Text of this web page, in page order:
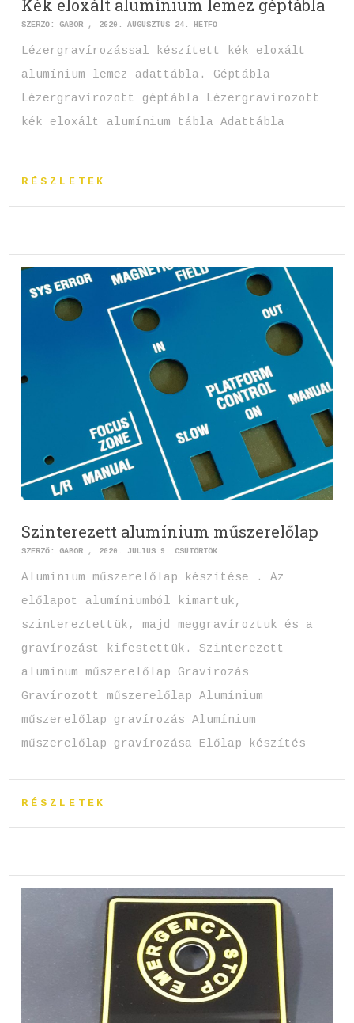
Kék eloxált alumínium lemez géptábla
SZERZŐ:GABOR 2020. AUGUSZTUS 24. HÉTFŐ
Lézergravírozással készített kék eloxált
alumínium lemez adattábla. Géptábla
Lézergravírozott géptábla Lézergravírozott
kék eloxált alumínium tábla Adattábla
RÉSZLETEK
Szinterezett alumínium műszerelőlap
SZERZŐ:GABOR 2020. JÚLIUS 9. CSÜTÖRTÖK
Alumínium műszerelőlap készítése . Az
előlapot alumíniumból kimartuk,
szintereztettük, majd meggravíroztuk és a
gravírozást kifestettük. Szinterezett
alumínum műszerelőlap Gravírozás
Gravírozott műszerelőlap Alumínium
műszerelőlap gravírozás Alumínium
műszerelőlap gravírozása Előlap készítés
RÉSZLETEK